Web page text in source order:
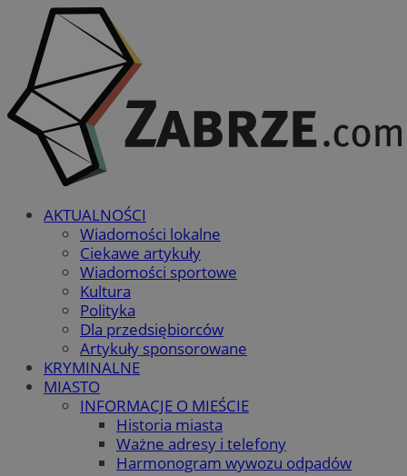
AKTUALNOŚCI
Wiadomości lokalne
Ciekawe artykuły
Wiadomości sportowe
Kultura
Polityka
Dla przedsiębiorców
Artykuły sponsorowane
KRYMINALNE
MIASTO
INFORMACJE O MIEŚCIE
Historia miasta
Ważne adresy i telefony
Harmonogram wywozu odpadów